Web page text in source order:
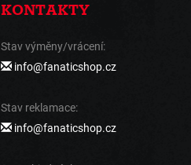
KONTAKTY
Stav výměny/vrácení:
info@fanaticshop.cz
Stav reklamace:
info@fanaticshop.cz